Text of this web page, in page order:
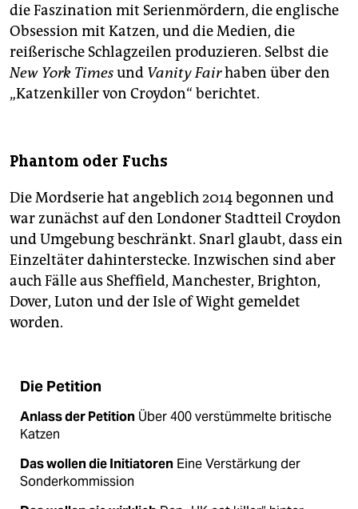
die Faszination mit Serienmördern, die englische
Obsession mit Katzen, und die Medien, die
reißerische Schlagzeilen produzieren. Selbst die
New York Timesund Vanity Fairhaben über den
„Katzenkiller von Croydon“ berichtet.
Phantom oder Fuchs
Die Mordserie hat angeblich 2014 begonnen und
war zunächst auf den Londoner Stadtteil Croydon
und Umgebung beschränkt. Snarl glaubt, dass ein
Einzeltäter dahinterstecke. Inzwischen sind aber
auch Fälle aus Sheffield, Manchester, Brighton,
Dover, Luton und der Isle of Wight gemeldet
worden.
Die Petition
Anlass der Petition Über 400 verstümmelte britische
Katzen
Das wollen die Initiatoren Eine Verstärkung der
Sonderkommission